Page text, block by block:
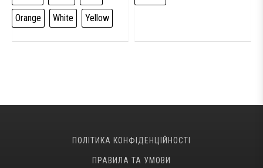
Yellow
ПОЛІТИКА КОНФІДЕНЦІЙНОСТІ
ПРАВИЛА ТА УМОВИ